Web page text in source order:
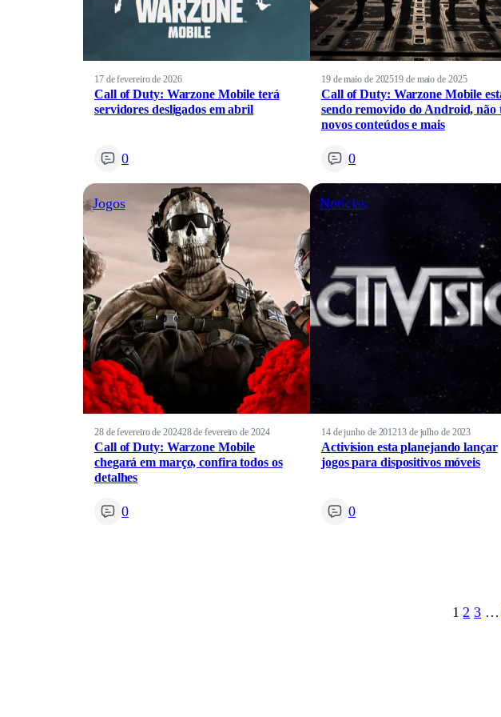
17 de fevereiro de 2026
Call of Duty: Warzone Mobile terá
servidores desligados em abril
0
19 de maio de 202519 de maio de 2025
Call of Duty: Warzone Mobile
sendo removido do Android, não
novos conteúdos e mais
0
Jogos
28 de fevereiro de 202428 de fevereiro de 2024
Call of Duty: Warzone Mobile
chegará em março, confira todos os
detalhes
0
Notícias
14 de junho de 201213 de julho de 2023
Activision esta planejando lançar
jogos para dispositivos móveis
0
1 2 3 …